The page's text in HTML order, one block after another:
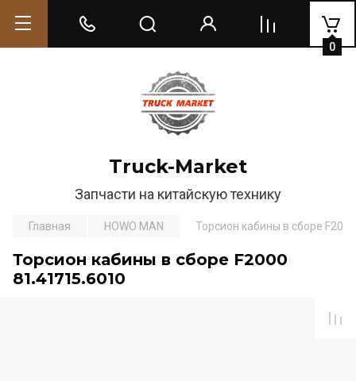
Truck-Market
Запчасти на китайскую технику
0
Главная HOWO MAN Торсион кабины в сборе
Торсион кабины в сборе F2000
81.41715.6010